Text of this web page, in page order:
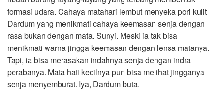
formasi udara. Cahaya matahari lembut menyeka pori kulit
Dardum yang menikmati cahaya keemasan senja dengan
rasa bukan dengan mata. Sunyi. Meski ia tak bisa
menikmati warna jingga keemasan dengan lensa matanya.
Tapi, ia bisa merasakan indahnya senja dengan indra
perabanya. Mata hati kecilnya pun bisa melihat jingganya
senja menyemburat. Iya, Dardum buta.